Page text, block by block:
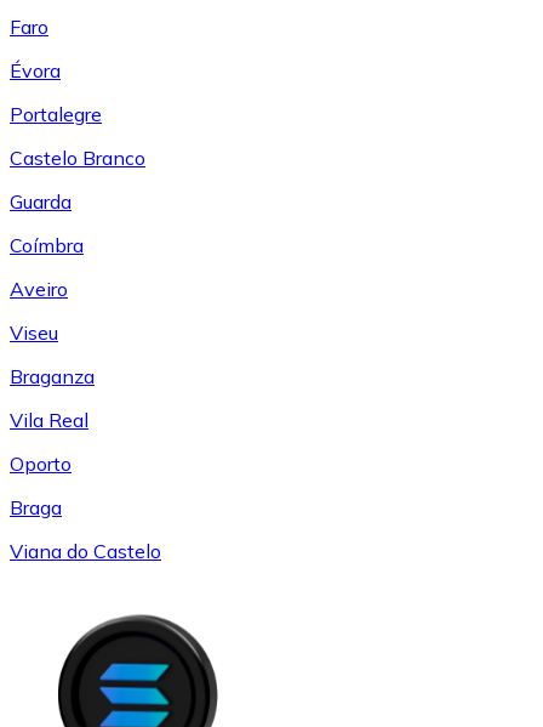
Faro
Évora
Portalegre
Castelo Branco
Guarda
Coímbra
Aveiro
Viseu
Braganza
Vila Real
Oporto
Braga
Viana do Castelo